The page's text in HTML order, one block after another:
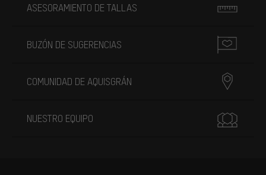
ASESORAMIENTO DE TALLAS
BUZÓN DE SUGERENCIAS
COMUNIDAD DE AQUISGRÁN
NUESTRO EQUIPO